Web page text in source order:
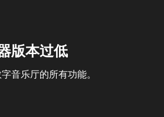
版本过低
音乐厅的所有功能。